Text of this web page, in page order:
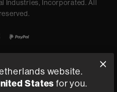
Industries, Incorporated. All
website.
States for you.